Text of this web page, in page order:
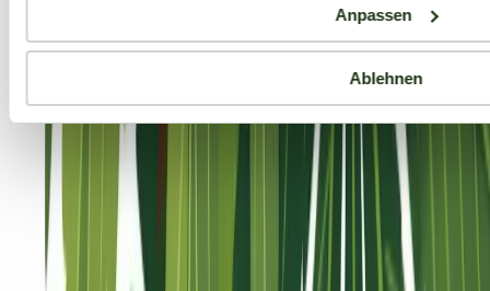
Anpassen
Ablehnen